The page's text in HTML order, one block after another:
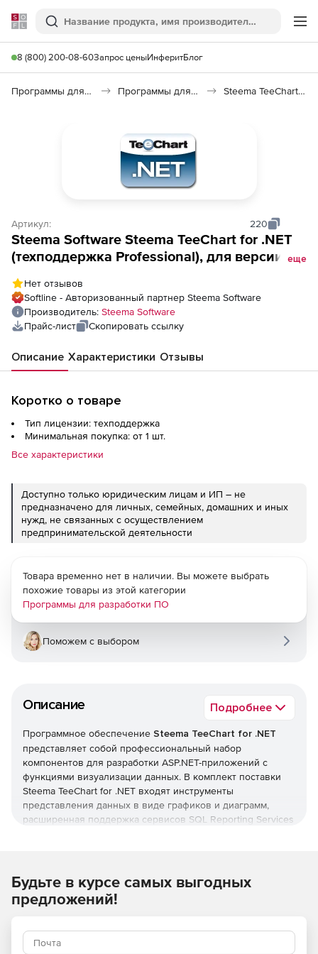
Softline
Поиск
8 (800) 200-08-60Запрос ценыИнферитБлог
Программы для программирования Программы для разработки ПО Steema TeeChart for .NET
Артикул: 220
Steema Software Steema TeeChart for .NET
(техподдержка Professional), для версии
еще
Нет отзывов
Softline - Авторизованный партнер Steema Software
Производитель: Steema Software
Прайс-лист
Скопировать ссылку
Описание Характеристики Отзывы
Коротко о товаре
Тип лицензии: техподдержка
Минимальная покупка: от 1 шт.
Все характеристики
Доступно только юридическим лицам и ИП – не
предназначено для личных, семейных, домашних и иных
нужд, не связанных с осуществлением
предпринимательской деятельности
Описание Подробнее
Программное обеспечение Steema TeeChart for .NET
представляет собой профессиональный набор
компонентов для разработки ASP.NET-приложений с
функциями визуализации данных. В комплект поставки
Steema TeeChart for .NET входят инструменты
представления данных в виде графиков и диаграмм,
расширенная поддержка сервисов SQL Reporting Services
TeeChart for .NET содержит более 33 графических стиля в
математических и статистических функций,
неограниченное количество линий и около 20 видов
Товара временно нет в наличии. Вы можете выбрать
похожие товары из этой категории
Программы для разработки ПО
Поможем с выбором
Будьте в курсе самых выгодных
предложений!